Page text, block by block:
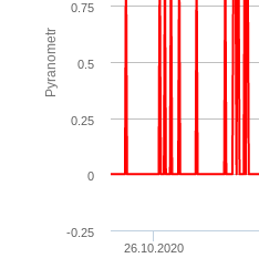
Pyranometr
26.10.2020
-0.25
0
0.25
0.5
0.75